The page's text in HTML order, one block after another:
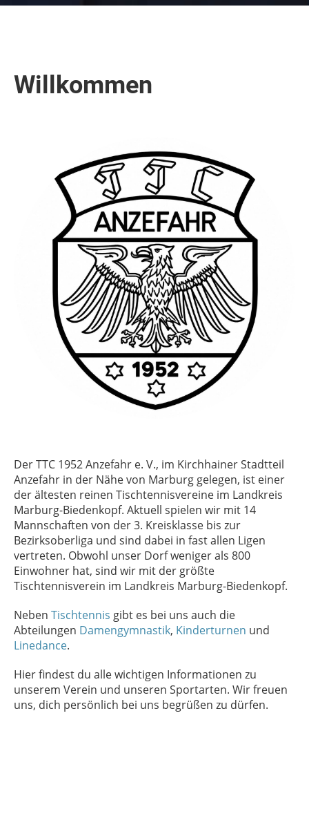
Willkommen
Der TTC 1952 Anzefahr e. V., im Kirchhainer Stadtteil
Anzefahr in der Nähe von Marburg gelegen, ist einer
der ältesten reinen Tischtennisvereine im Landkreis
Marburg-Biedenkopf. Aktuell spielen wir mit 14
Mannschaften von der 3. Kreisklasse bis zur
Bezirksoberliga und sind dabei in fast allen Ligen
vertreten. Obwohl unser Dorf weniger als 800
Einwohner hat, sind wir mit der größte
Tischtennisverein im Landkreis Marburg-Biedenkopf.
Neben Tischtennis gibt es bei uns auch die
Abteilungen Damengymnastik, Kinderturnen und
Linedance.
Hier findest du alle wichtigen Informationen zu
unserem Verein und unseren Sportarten. Wir freuen
uns, dich persönlich bei uns begrüßen zu dürfen.